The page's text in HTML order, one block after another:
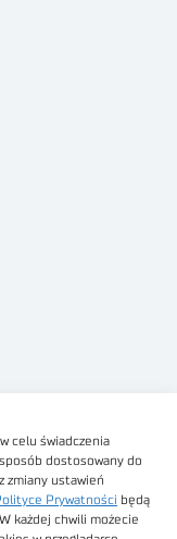
celu świadczenia
dostosowany do
zmiany ustawień
Prywatności będą
każdej chwili możecie